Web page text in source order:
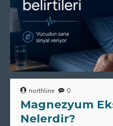
northline 0
Magnezyum
Nelerdir?